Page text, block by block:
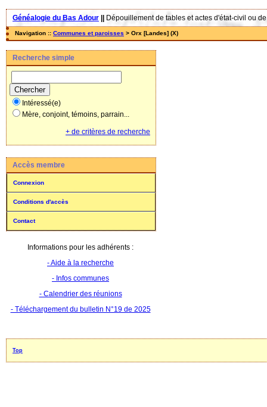
Généalogie du Bas Adour Dépouillement de tables et actes d'état-civil ou
Navigation :: Communes et paroisses > Orx [Landes] (X)
Recherche simple
Intéressé(e)
Mère, conjoint, témoins, parrain...
+ de critères de recherche
Accès membre
Connexion
Conditions d'accès
Contact
Informations pour les adhérents :
- Aide à la recherche
- Infos communes
- Calendrier des réunions
- Téléchargement du bulletin N°19 de 2025
Top